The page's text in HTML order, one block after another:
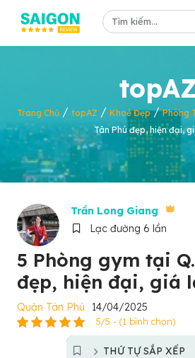
topAZ
Trang Chủ / topAZ / Khoẻ Đẹp/Phòng
Tân Phú đẹp, hiện đại,
Trần Long Giang
Lạc đường 6 lần
5 Phòng gym tại
đẹp, hiện đại, giá
Quận Tân Phú 14/04/2025
5/5 - (1 bình chọn)
THỨ TỰ SẮP XẾP